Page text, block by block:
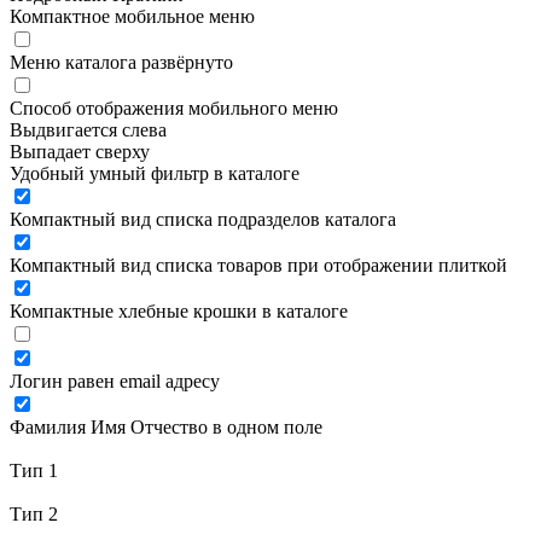
Компактное мобильное меню
Меню каталога развёрнуто
Способ отображения мобильного меню
Выдвигается слева
Выпадает сверху
Удобный умный фильтр в каталоге
Компактный вид списка подразделов каталога
Компактный вид списка товаров при отображении плиткой
Компактные хлебные крошки в каталоге
Логин равен email адресу
Фамилия Имя Отчество в одном поле
Тип 1
Тип 2